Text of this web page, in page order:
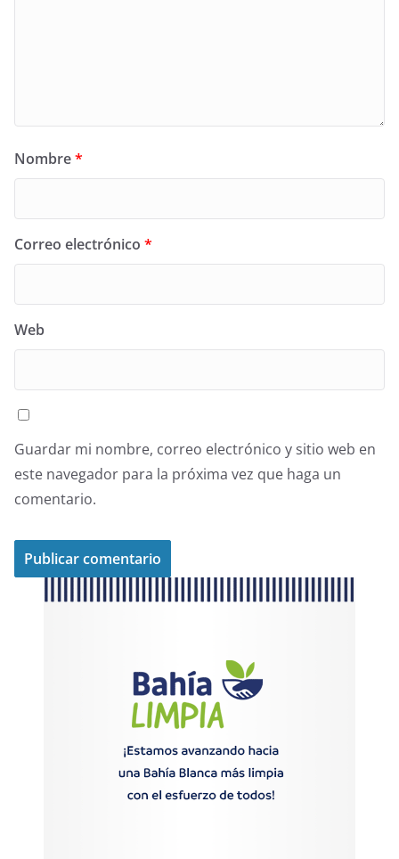
Nombre*
Correo electrónico *
Web
Guardar mi nombre, correo electrónico y sitio web en
este navegador para la próxima vez que haga un
comentario.